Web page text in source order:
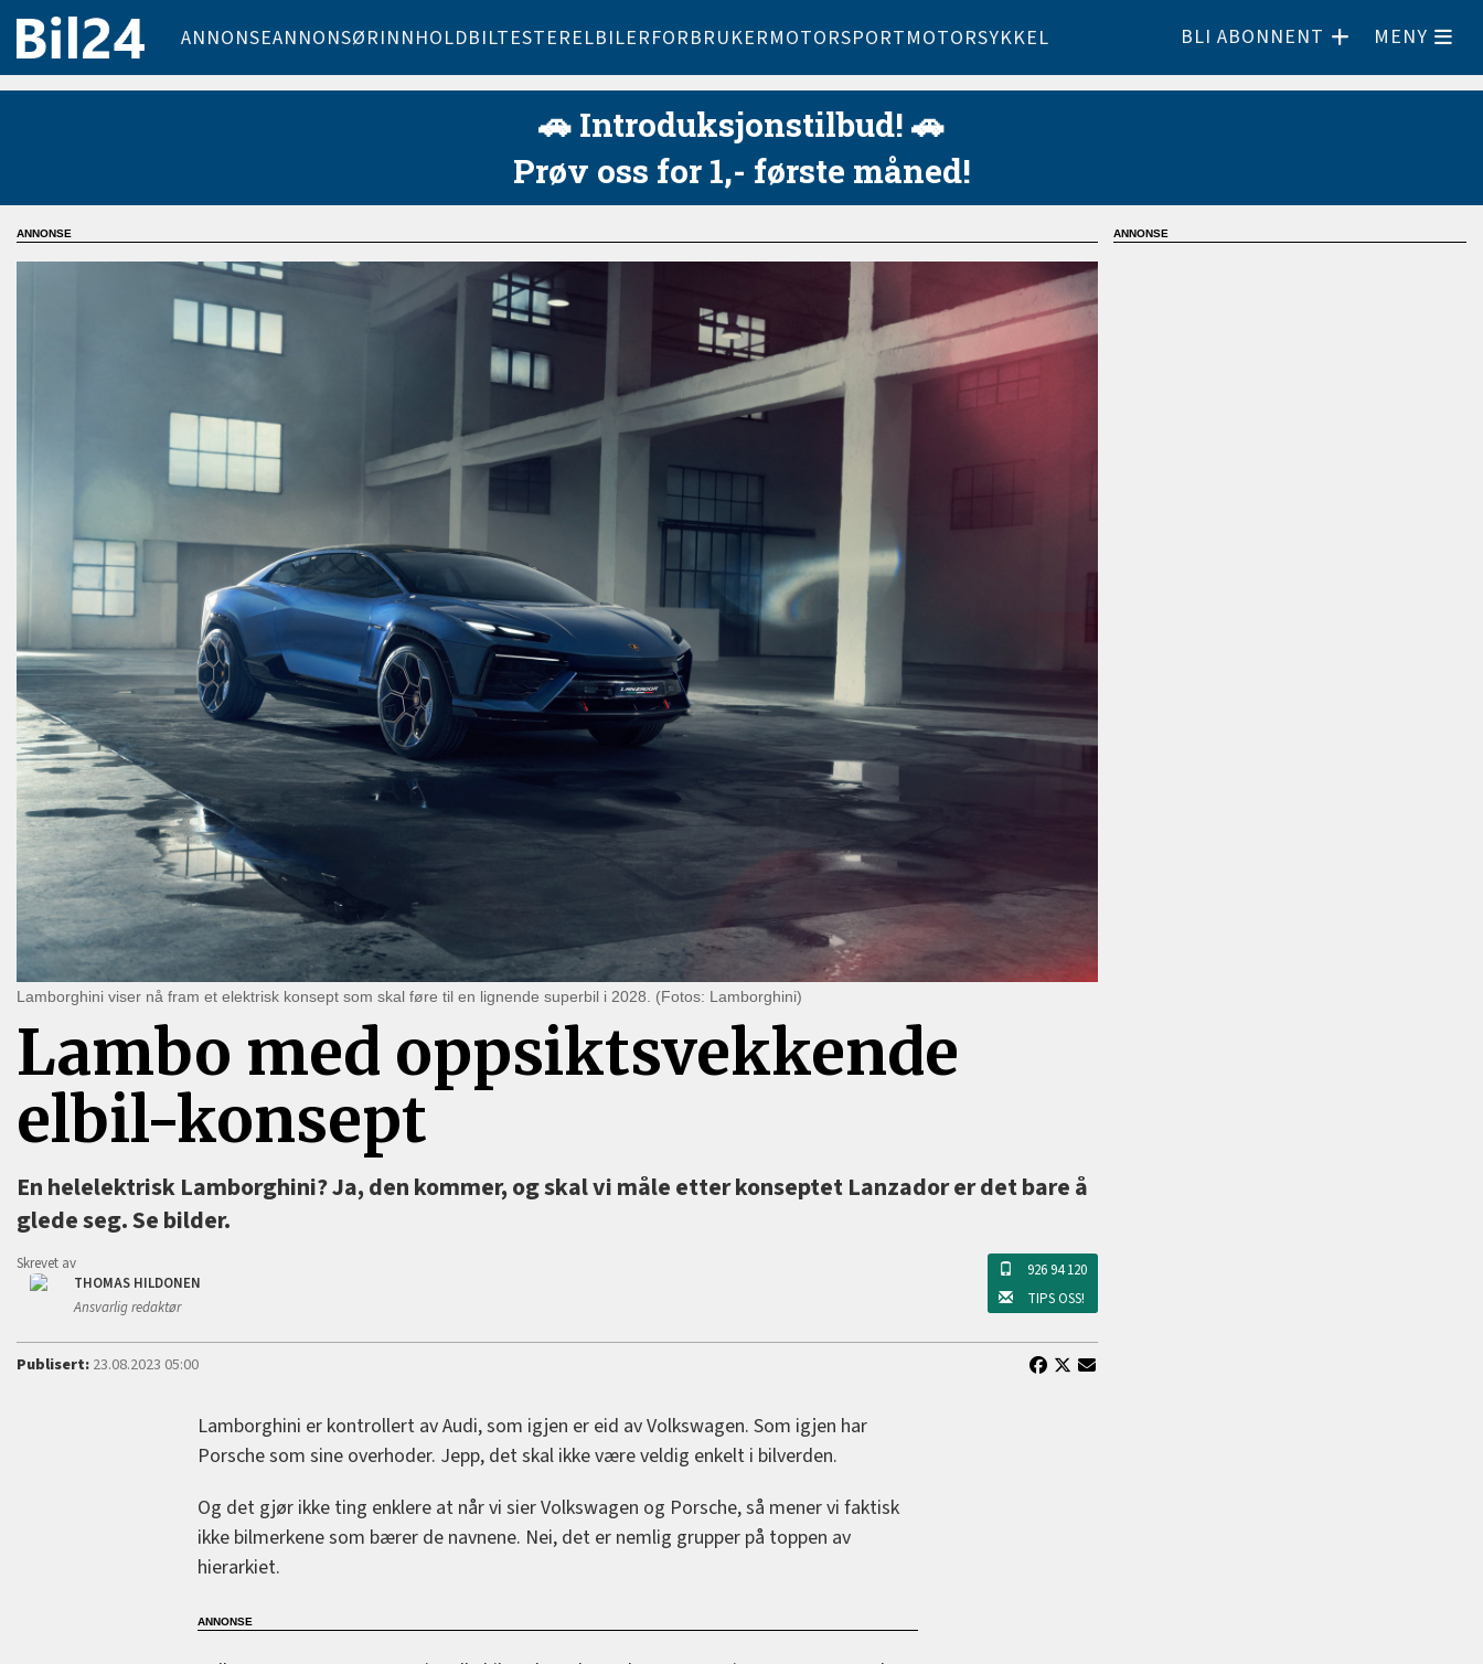
ANNONSEANNONSØRINNHOLDBILTESTERELBILERFORBRUKERMOTORSPORTMOTORSYKKEL BLI ABONNENT MENY
🚗 Introduksjonstilbud! 🚗
Prøv oss for 1,- første måned!
Lamborghini viser nå fram et elektrisk konsept som skal føre til en lignende superbil i 2028. (Fotos: Lamborghini)
Lambo med oppsiktsvekkende
elbil-konsept
En helelektrisk Lamborghini? Ja, den kommer, og skal vi måle etter konseptet Lanzador er det bare å
glede seg. Se bilder.
Skrevet av
THOMAS HILDONEN
Ansvarlig redaktør
926 94 120
TIPS OSS!
Publisert:23.08.2023 05:00
Lamborghini er kontrollert av Audi, som igjen er eid av Volkswagen. Som igjen har
Porsche som sine overhoder. Jepp, det skal ikke være veldig enkelt i bilverden.
Og det gjør ikke ting enklere at når vi sier Volkswagen og Porsche, så mener vi faktisk
ikke bilmerkene som bærer de navnene. Nei, det er nemlig grupper på toppen av
hierarkiet.